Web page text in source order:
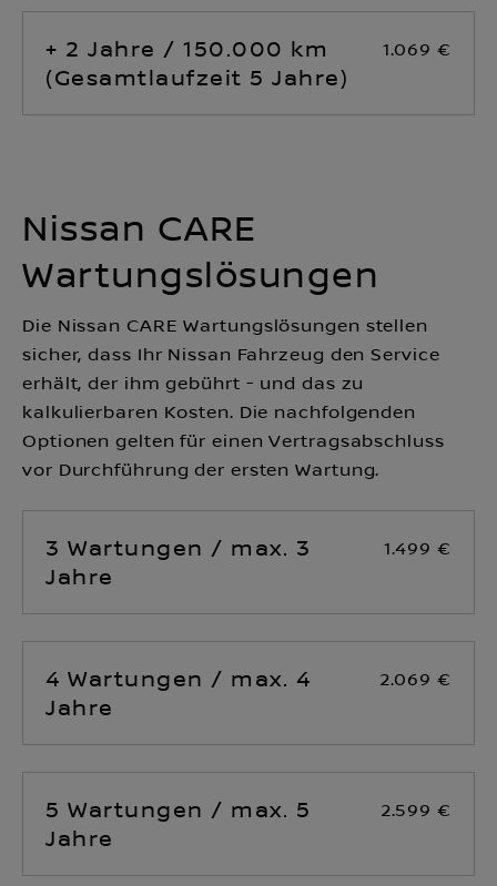
+ 2 Jahre / 150.000 km
(Gesamtlaufzeit 5 Jahre)
1.069 €
Nissan CARE
Wartungslösungen
Die Nissan CARE Wartungslösungen stellen
sicher, dass Ihr Nissan Fahrzeug den Service
erhält, der ihm gebührt - und das zu
kalkulierbaren Kosten. Die nachfolgenden
Optionen gelten für einen Vertragsabschluss
vor Durchführung der ersten Wartung.
3 Wartungen / max. 3
Jahre
1.499 €
4 Wartungen / max. 4
Jahre
2.069 €
5 Wartungen / max. 5
Jahre
2.599 €